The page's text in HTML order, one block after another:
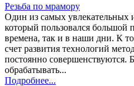
Резьба по мрамору
Один из самых увлекательных
который пользовался большой
времена, так и в наши дни. К
счет развития технологий
постоянно совершенствуются.
обрабатывать...
Подробнее...